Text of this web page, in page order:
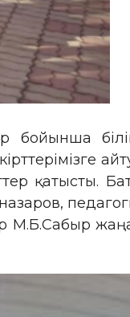
бойынша
қатысты.
М.Б.Сабыр